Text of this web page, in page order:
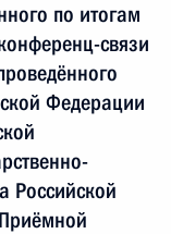
по итогам
связи
Федерации
Российской